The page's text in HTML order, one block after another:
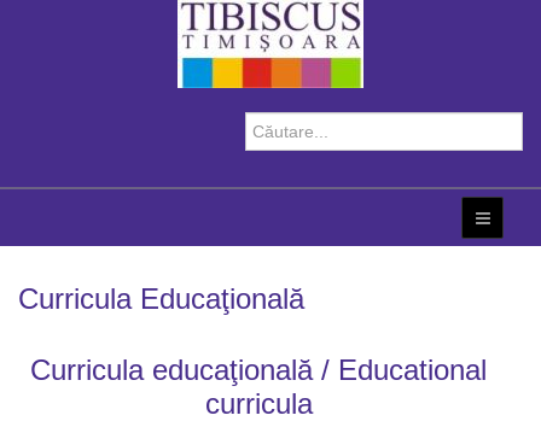
Curricula Educaţională
Curricula educaţională / Educational
curricula